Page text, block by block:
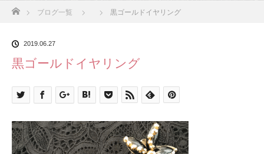
ブログ一覧 黒ゴールドイヤリング
2019.06.27
黒ゴールドイヤリング